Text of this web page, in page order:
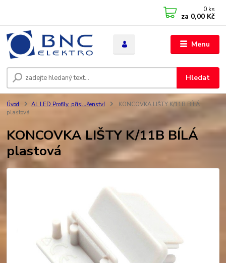
Menu
Hledat
0 ks
za 0,00 Kč
Úvod AL LED Profily, příslušenství
KONCOVKA LIŠTY K/11B BÍLÁ
plastová
KONCOVKA LIŠTY K/11B BÍLÁ
plastová